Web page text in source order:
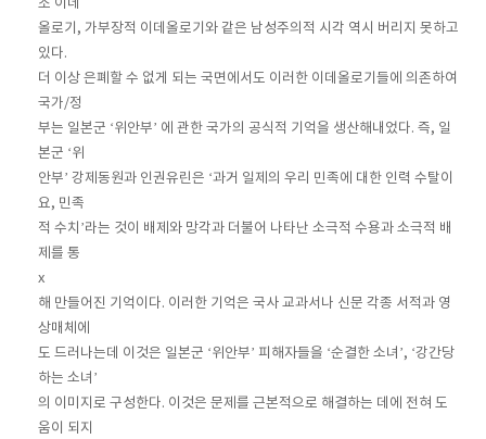
조 이데
올로기, 가부장적 이데올로기와 같은 남성주의적 시각 역시 버리지 못하고
있다.
더 이상 은폐할 수 없게 되는 국면에서도 이러한 이데올로기들에 의존하여
국가/정
부는 일본군 ‘위안부’ 에 관한 국가의 공식적 기억을 생산해내었다. 즉, 일
본군 ‘위
안부’ 강제동원과 인권유린은 ‘과거 일제의 우리 민족에 대한 인력 수탈이
요, 민족
적 수치’라는 것이 배제와 망각과 더불어 나타난 소극적 수용과 소극적 배
제를 통
x
해 만들어진 기억이다. 이러한 기억은 국사 교과서나 신문 각종 서적과 영
상매체에
도 드러나는데 이것은 일본군 ‘위안부’ 피해자들을 ‘순결한 소녀’, ‘강간당
하는 소녀’
의 이미지로 구성한다. 이것은 문제를 근본적으로 해결하는 데에 전혀 도
움이 되지